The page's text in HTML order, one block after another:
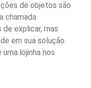
de objetos são
chamada
explicar, mas
em sua solução.
lojinha nos